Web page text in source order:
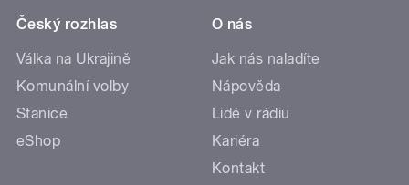
Český rozhlas
Válka na Ukrajině
Komunální volby
Stanice
eShop
O nás
Jak nás naladíte
Nápověda
Lidé v rádiu
Kariéra
Kontakt